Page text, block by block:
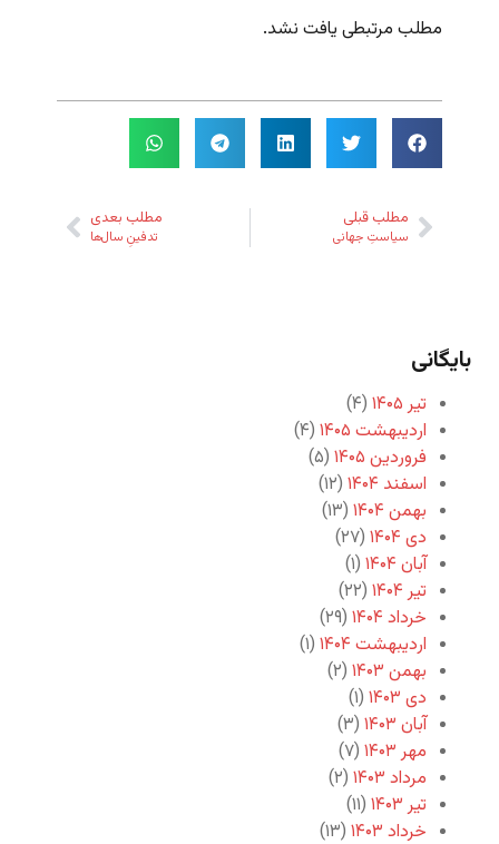
مطلب مرتبطی یافت نشد.
مطلب قبلی
سیاستِ جهانی
مطلب بعدی
تدفینِ سال‌ها
بایگانی
تیر ۱۴۰۵
(۴)
اردیبهشت ۱۴۰۵
(۴)
فروردین ۱۴۰۵
(۵)
اسفند ۱۴۰۴
(۱۲)
بهمن ۱۴۰۴
(۱۳)
دی ۱۴۰۴
(۲۷)
آبان ۱۴۰۴
(۱)
تیر ۱۴۰۴
(۲۲)
خرداد ۱۴۰۴
(۲۹)
اردیبهشت ۱۴۰۴
(۱)
بهمن ۱۴۰۳
(۲)
دی ۱۴۰۳
(۱)
آبان ۱۴۰۳
(۳)
مهر ۱۴۰۳
(۷)
مرداد ۱۴۰۳
(۲)
تیر ۱۴۰۳
(۱۱)
خرداد ۱۴۰۳
(۱۳)